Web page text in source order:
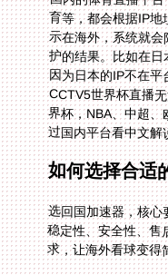
过国内平台看中文
如何选择合适
选回国加速器，核心
稳定性、安全性、售
求，让海外看球变得